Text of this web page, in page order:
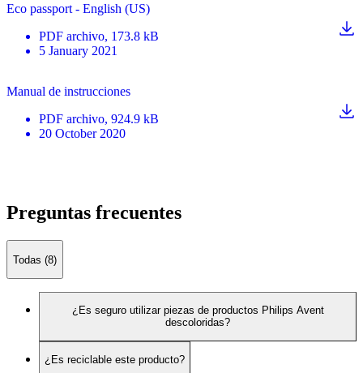
Eco passport - English (US)
PDF archivo, 173.8 kB
5 January 2021
Manual de instrucciones
PDF archivo, 924.9 kB
20 October 2020
Preguntas frecuentes
Todas (8)
¿Es seguro utilizar piezas de productos Philips Avent
descoloridas?
¿Es reciclable este producto?